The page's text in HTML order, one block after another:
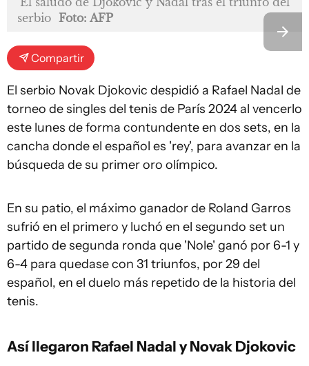
serbio Foto: AFP
Compartir
El serbio Novak Djokovic despidió a Rafael Nadal de
torneo de singles del tenis de París 2024 al vencerlo
este lunes de forma contundente en dos sets, en la
cancha donde el español es 'rey', para avanzar en la
búsqueda de su primer oro olímpico.
En su patio, el máximo ganador de Roland Garros
sufrió en el primero y luchó en el segundo set un
partido de segunda ronda que 'Nole' ganó por 6-1 y
6-4 para quedase con 31 triunfos, por 29 del
español, en el duelo más repetido de la historia del
tenis.
Así llegaron Rafael Nadal y Novak Djokovic